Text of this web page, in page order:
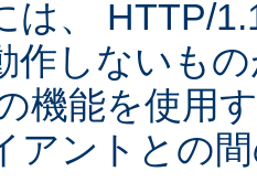
は、 HTTP/
作しないも
機能を使用
アントとの